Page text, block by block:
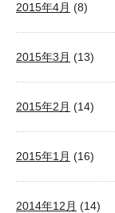
2015年4月 (8)
2015年3月 (13)
2015年2月 (14)
2015年1月 (16)
2014年12月 (14)